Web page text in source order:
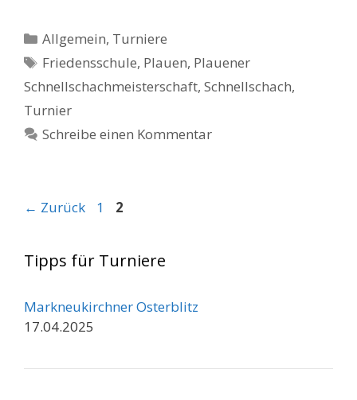
Kategorien
Allgemein, Turniere
Schlagwörter
Friedensschule, Plauen, Plauener
Schnellschachmeisterschaft, Schnellschach,
Turnier
Schreibe einen Kommentar
← Zurück Seite
1 Seite
2
Tipps für Turniere
Markneukirchner Osterblitz
17.04.2025